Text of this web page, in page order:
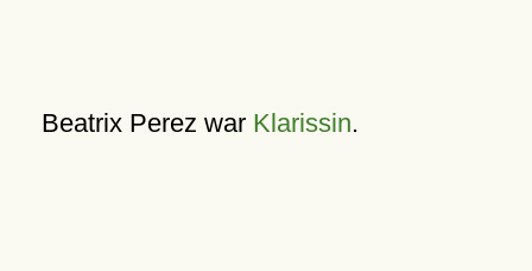
Beatrix Perez war Klarissin.